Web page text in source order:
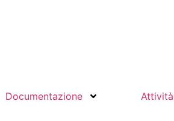
Documentazione Attività